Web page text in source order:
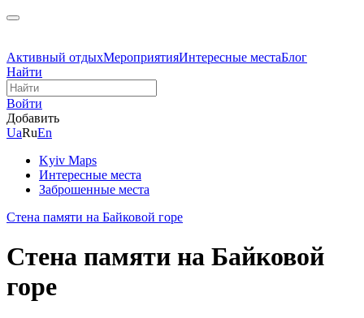
Активный отдыхМероприятияИнтересные местаБлог
Найти
Войти
Добавить
UaRuEn
Kyiv Maps
Интересные места
Заброшенные места
Стена памяти на Байковой горе
Стена памяти на Байковой
горе